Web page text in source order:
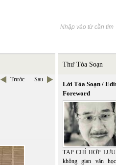
Trước Sau
Thư Tòa Soạn
Lời Tòa Soạn /
Foreword
TẠP CHÍ HỢP
không gian văn